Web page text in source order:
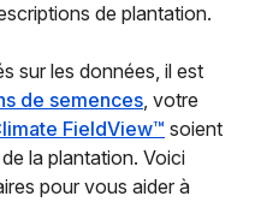
de plantation.
sur les données, il est
de semences, votre
FieldView™ soient
la plantation. Voici
pour vous aider à